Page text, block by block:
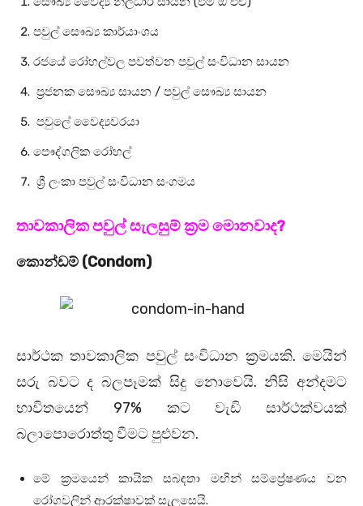
පවුල් සෞඛ්‍ය කාර්යාංශය
රජයේ රෝහල්වල පවත්වන පවුල් සංවිධාන සායන
ප්‍රජනක සෞඛ්‍ය සායන / පවුල් සෞඛ්‍ය සායන
පවුලේ වෛද්‍යවරයා
පෞද්ගලික රෝහල්
ශ්‍රී ලංකා පවුල් සංවිධාන සංගමය
තාවකාලික පවුල් සැලසුම් ක්‍රම මොනවාද?
කොන්ඩම් (Condom)
සාර්ථක තාවකාලික පවුල් සංවිධාන ක්‍රමයකි. මෙයින්
සරු බවට ද බලපෑමක් සිදු නොවෙයි. නිසි අන්දමට
භාවිතයෙන් 97% කට වැඩි සාර්ථක්වයක්
බලාපොරොත්තු වීමට පුළුවන.
මේ ක්‍රමයෙන් කායික සබඳතා මඟින් සම්ප්‍රේෂණය වන
රෝගවලින් ආරක්ෂාවක් සැලසෙයි.